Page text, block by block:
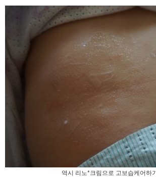
역시 리노*크림으로 고보습케어하